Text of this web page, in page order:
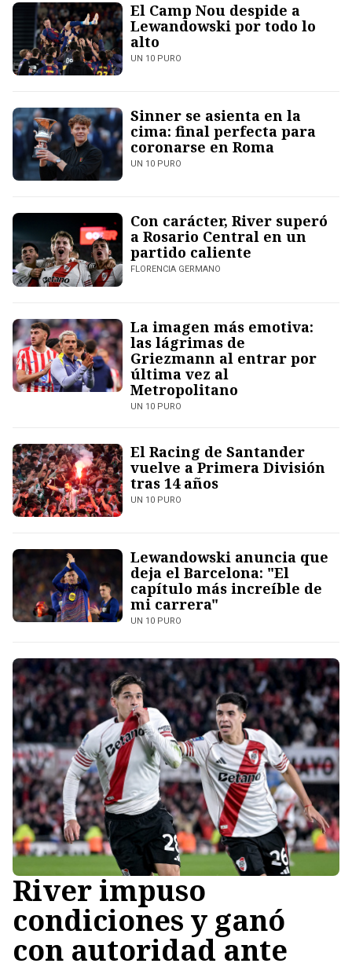
El Camp Nou despide a
Lewandowski por todo lo
alto
UN 10 PURO
Sinner se asienta en la
cima: final perfecta para
coronarse en Roma
UN 10 PURO
Con carácter, River superó
a Rosario Central en un
partido caliente
FLORENCIA GERMANO
La imagen más emotiva:
las lágrimas de
Griezmann al entrar por
última vez al
Metropolitano
UN 10 PURO
El Racing de Santander
vuelve a Primera División
tras 14 años
UN 10 PURO
Lewandowski anuncia que
deja el Barcelona: "El
capítulo más increíble de
mi carrera"
UN 10 PURO
River impuso
condiciones y ganó
con autoridad ante